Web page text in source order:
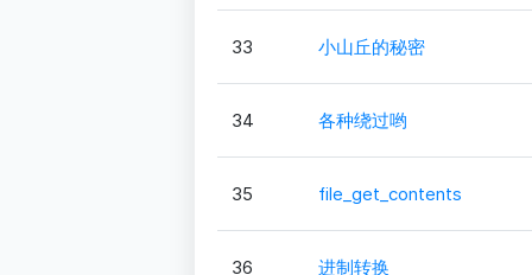
33 小山丘的秘密
34 各种绕过哟
35 file_get_contents
36 进制转换